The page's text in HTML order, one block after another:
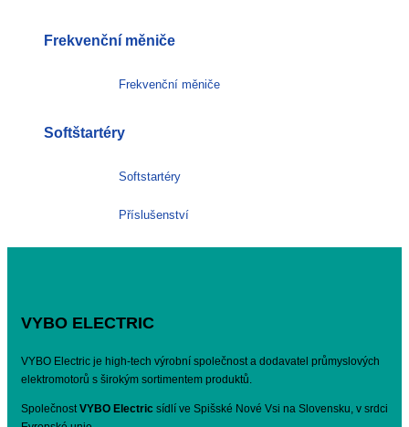
Frekvenční měniče
Frekvenční měniče
Softštartéry
Softstartéry
Příslušenství
VYBO ELECTRIC
VYBO Electric je high-tech výrobní společnost a dodavatel průmyslových
elektromotorů s širokým sortimentem produktů.
SpolečnostVYBO Electric sídlí ve Spišské Nové Vsi na Slovensku, v srdci